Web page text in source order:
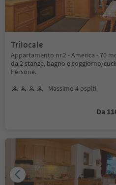
Trilocale
Appartamento nr.2 - America - 70
da 2 stanze, bagno e soggiorno/
Persone.
Massimo 4 ospiti
Da